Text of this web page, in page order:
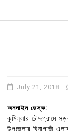
July 21, 2018
অনলাইন ডেস্ক:
কুমিল্লার চৌদ্দগ্রামে
উপজেলার ঘিনাগাজী